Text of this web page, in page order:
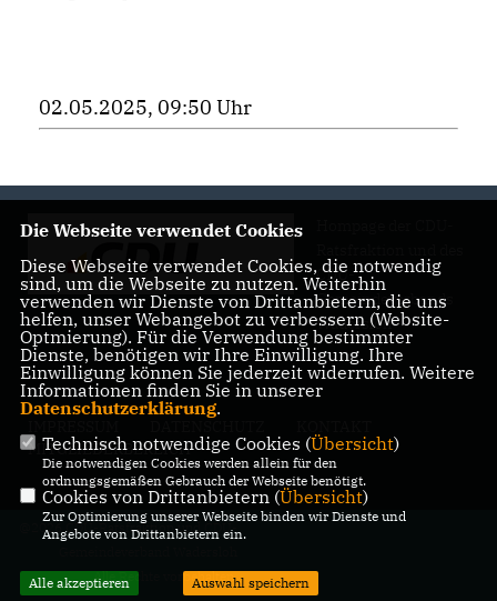
02.05.2025, 09:50 Uhr
CDU-
Gemeindeverbands
Wadersloh
MITGLIEDERBEREICH
@2026 CDU-Ratsfraktion und CDU-
Alle Rechte vorbehalten.
Die Webseite verwendet Cookies
Diese Webseite verwendet Cookies, die notwendig
sind, um die Webseite zu nutzen. Weiterhin
verwenden wir Dienste von Drittanbietern, die uns
helfen, unser Webangebot zu verbessern (Website-
Optmierung). Für die Verwendung bestimmter
Dienste, benötigen wir Ihre Einwilligung. Ihre
Einwilligung können Sie jederzeit widerrufen. Weitere
Informationen finden Sie in unserer
Datenschutzerklärung.
Technisch notwendige Cookies (Übersicht)
Die notwendigen Cookies werden allein für den
ordnungsgemäßen Gebrauch der Webseite benötigt.
Cookies von Drittanbietern (Übersicht)
Zur Optimierung unserer Webseite binden wir Dienste und
Angebote von Drittanbietern ein.
Alle akzeptieren Auswahl speichern